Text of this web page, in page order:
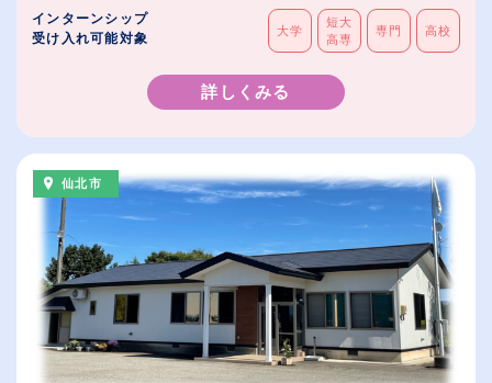
インターンシップ
受け入れ可能対象
大学
短大
高専
専門 高校
詳しくみる
仙北市